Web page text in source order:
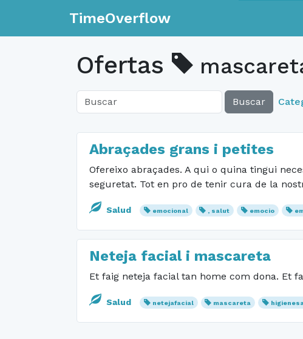
TimeOverflow
Ofertas
Buscar
Abraçades grans i petites
Ofereixo abraçades. A qui o quina tingui
seguretat. Tot en pro de tenir cura de la
Salud emocional , salut emocio
Neteja facial i mascareta
Et faig neteja facial tan home com dona. Et
Salud netejafacial mascareta